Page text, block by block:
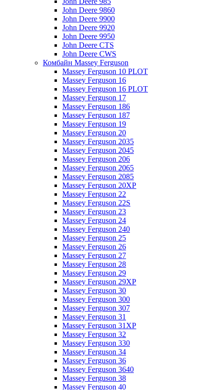
John Deere 9860
John Deere 9900
John Deere 9920
John Deere 9950
John Deere CTS
John Deere CWS
Комбайн Massey Ferguson
Massey Ferguson 10 PLOT
Massey Ferguson 16
Massey Ferguson 16 PLOT
Massey Ferguson 17
Massey Ferguson 186
Massey Ferguson 187
Massey Ferguson 19
Massey Ferguson 20
Massey Ferguson 2035
Massey Ferguson 2045
Massey Ferguson 206
Massey Ferguson 2065
Massey Ferguson 2085
Massey Ferguson 20XP
Massey Ferguson 22
Massey Ferguson 22S
Massey Ferguson 23
Massey Ferguson 24
Massey Ferguson 240
Massey Ferguson 25
Massey Ferguson 26
Massey Ferguson 27
Massey Ferguson 28
Massey Ferguson 29
Massey Ferguson 29XP
Massey Ferguson 30
Massey Ferguson 300
Massey Ferguson 307
Massey Ferguson 31
Massey Ferguson 31XP
Massey Ferguson 32
Massey Ferguson 330
Massey Ferguson 34
Massey Ferguson 36
Massey Ferguson 3640
Massey Ferguson 38
Massey Ferguson 40